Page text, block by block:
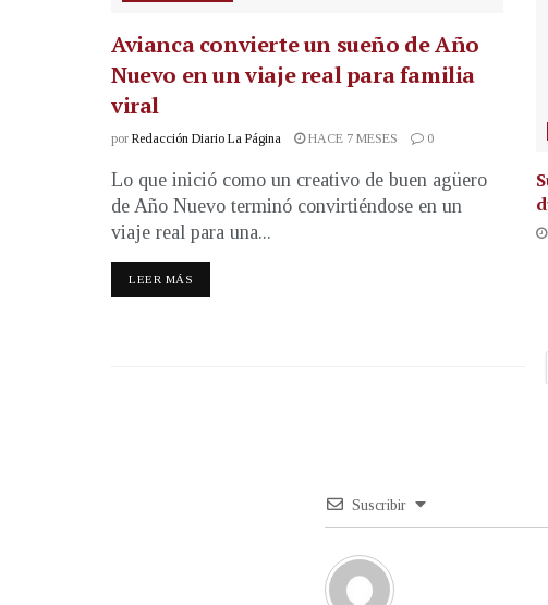
Avianca convierte un sueño de Año
Nuevo en un viaje real para familia
viral
por Redacción Diario La Página HACE 7 MESES 0
Lo que inició como un creativo de buen agüero
de Año Nuevo terminó convirtiéndose en un
viaje real para una...
LEER MÁS
Suscribir